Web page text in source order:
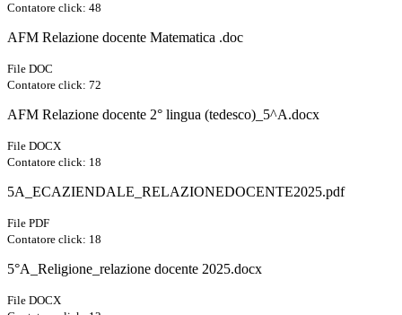
Contatore click: 48
AFM Relazione docente Matematica .doc
File DOC
Contatore click: 72
AFM Relazione docente 2° lingua (tedesco)_5^A.docx
File DOCX
Contatore click: 18
5A_ECAZIENDALE_RELAZIONEDOCENTE2025.pdf
File PDF
Contatore click: 18
5°A_Religione_relazione docente 2025.docx
File DOCX